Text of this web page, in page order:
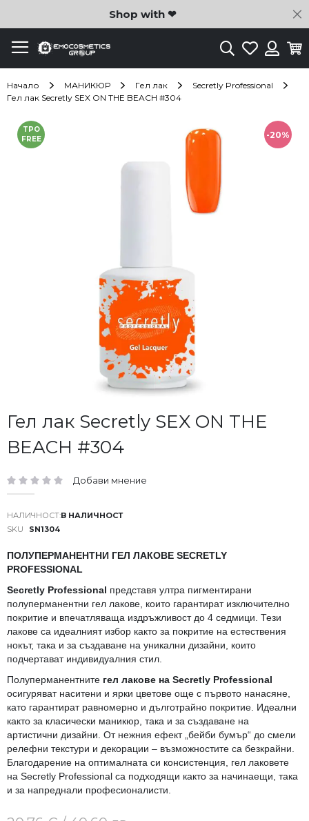
Shop with ❤
ТърсенеЛюбими
Начало МАНИКЮР Гел лак
Secretly Professional
Гел лак Secretly SEX ON THE BEACH #304
Гел лак Secretly SEX ON THE
BEACH #304
рейтинг: Добави мнение
В НАЛИЧНОСТ
SKU
SN1304
ПОЛУПЕРМАНЕНТНИ ГЕЛ ЛАКОВЕ SECRETLY
PROFESSIONAL
Secretly Professional представя ултра пигментирани
полуперманентни гел лакове, които гарантират изключително
покритие и впечатляваща издръжливост до 4 седмици. Тези
лакове са идеалният избор както за покритие на естествения
нокът, така и за създаване на уникални дизайни, които
подчертават индивидуалния стил.
Полуперманентните гел лакове на Secretly Professional
осигуряват наситени и ярки цветове още с първото нанасяне,
като гарантират равномерно и дълготрайно покритие. Идеални
както за класически маникюр, така и за създаване на
артистични дизайни. От нежния ефект „бейби бумър“ до смели
релефни текстури и декорации – възможностите са безкрайни.
Благодарение на оптималната си консистенция, гел лаковете
на Secretly Professional са подходящи както за начинаещи, така
и за напреднали професионалисти.
-20%
TPO
FREE
Преминете
към
края
Преминете
към
началото
на
със
снимки